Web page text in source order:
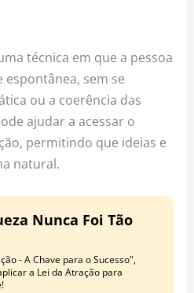
técnica em que a pessoa
espontânea, sem se
ou a coerência das
ajudar a acessar o
permitindo que ideias e
natural.
Nunca Foi Tão
- A Chave para o Sucesso",
a Lei da Atração para